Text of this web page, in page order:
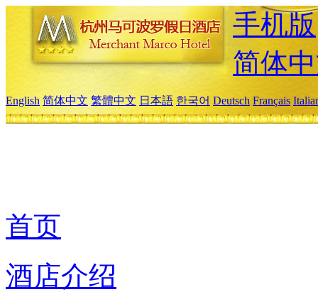
手机版
简体
English 简体中文 繁體中文 日本語 한국어 Deutsch Français
首页
酒店介绍